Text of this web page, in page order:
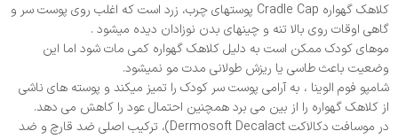
کلاهک گهواره Cradle Cap پوستهای چرب، زرد است که اغلب روی پوست سر و
گاهی اوقات روی بالا تنه و چینهای بدن نوزادان دیده میشود .
موهای کودک ممکن است به دلیل کلاهک گهواره کمی مات شود اما این
وضعیت باعث طاسی یا ریزش طولانی مدت مو نمیشود.
شامپو فوم الوینا ، به آرامی پوست سر کودک را تمیز میکند و پوسته های ناشی
از کلاهک گهواره را از بین می برد همچنین احتمال عود را کاهش می دهد.
در موسافت دکالاکت Dermosoft Decalact)، ترکیب اصلی ضد قارچ و ضد